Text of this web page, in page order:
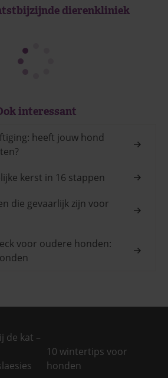
dierenkliniek
interessant
heeft jouw hond
kerst in 16 stappen
die gevaarlijk zijn voor
voor oudere honden:
de kat –
10 wintertips voor
honden